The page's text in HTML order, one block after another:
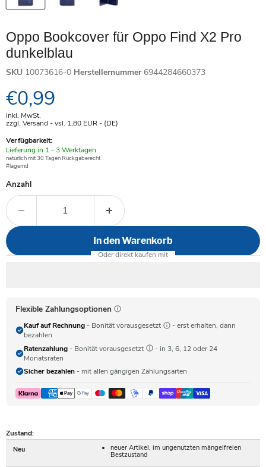
Oppo Bookcover für Oppo Find X2 Pro
dunkelblau
SKU 10073616-0 Herstellernummer 6944284660373
Aktueller Preis
€0,99
inkl. MwSt.
zzgl. Versand - vsl. 1,80 EUR- (DE)
Verfügbarkeit:
Verfügbar
-
Lieferung in 1 - 3 Werktagen
natürlich mit 30 Tagen Rückgaberecht
#lagernd
Anzahl
In den Warenkorb
Flexible Zahlungsoptionen
Kauf auf Rechnung - Bonität vorausgesetzt
- erst erhalten, dann
bezahlen
Ratenzahlung - Bonität vorausgesetzt
- in 3, 6, 12 oder 24
Monatsraten
Sicher bezahlen - mit allen gängigen Zahlungsarten
Zustand:
Neu
neuer Artikel, im ungenutzten mängelfreien
Bestzustand